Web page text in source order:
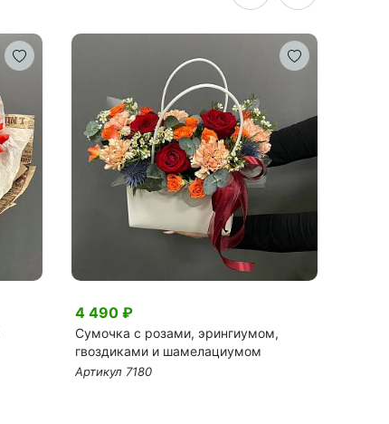
4 490 ₽
Сумочка с розами, эрингиумом,
гвоздиками и шамелациумом
Артикул 7180